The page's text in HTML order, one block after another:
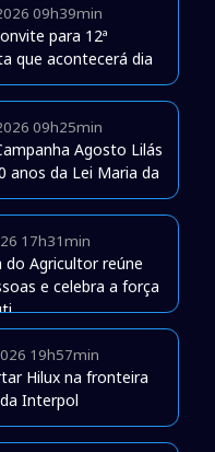
09h39min
para 12ª
que acontecerá dia
09h25min
Agosto Lilás
anos da Lei Maria da
17h31min
do Agricultor reúne
e celebra a força
19h57min
Hilux na fronteira
Interpol